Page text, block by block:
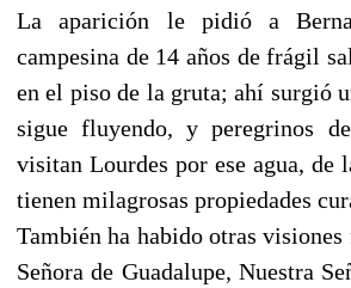
La aparición le pidió a
campesina de 14 años de frágil
en el piso de la gruta; ahí surgió
sigue fluyendo, y peregrinos
visitan Lourdes por ese agua, de
tienen milagrosas propiedades
También ha habido otras visiones
Señora de Guadalupe, Nuestra